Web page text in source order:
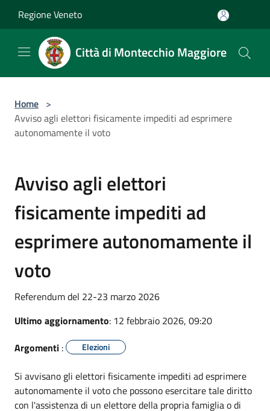
Regione Veneto
Città di Montecchio Maggiore
Home >
Avviso agli elettori fisicamente impediti ad esprimere
autonomamente il voto
Avviso agli elettori
fisicamente impediti ad
esprimere autonomamente il
voto
Referendum del 22-23 marzo 2026
Ultimo aggiornamento: 12 febbraio 2026, 09:20
Argomenti : Elezioni
Si avvisano gli elettori fisicamente impediti ad esprimere
autonomamente il voto che possono esercitare tale diritto
con l'assistenza di un elettore della propria famiglia o di